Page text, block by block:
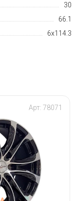
30
66.1
6x114.3
Арт: 78071